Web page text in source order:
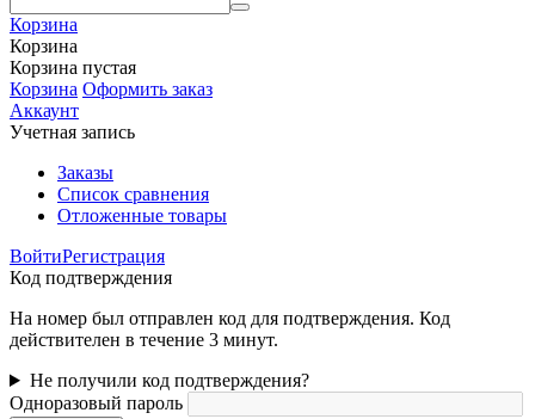
Корзина
Корзина
Корзина пустая
Корзина Оформить заказ
Аккаунт
Учетная запись
Заказы
Список сравнения
Отложенные товары
ВойтиРегистрация
Код подтверждения
На номер был отправлен код для подтверждения. Код
действителен в течение 3 минут.
Не получили код подтверждения?
Одноразовый пароль